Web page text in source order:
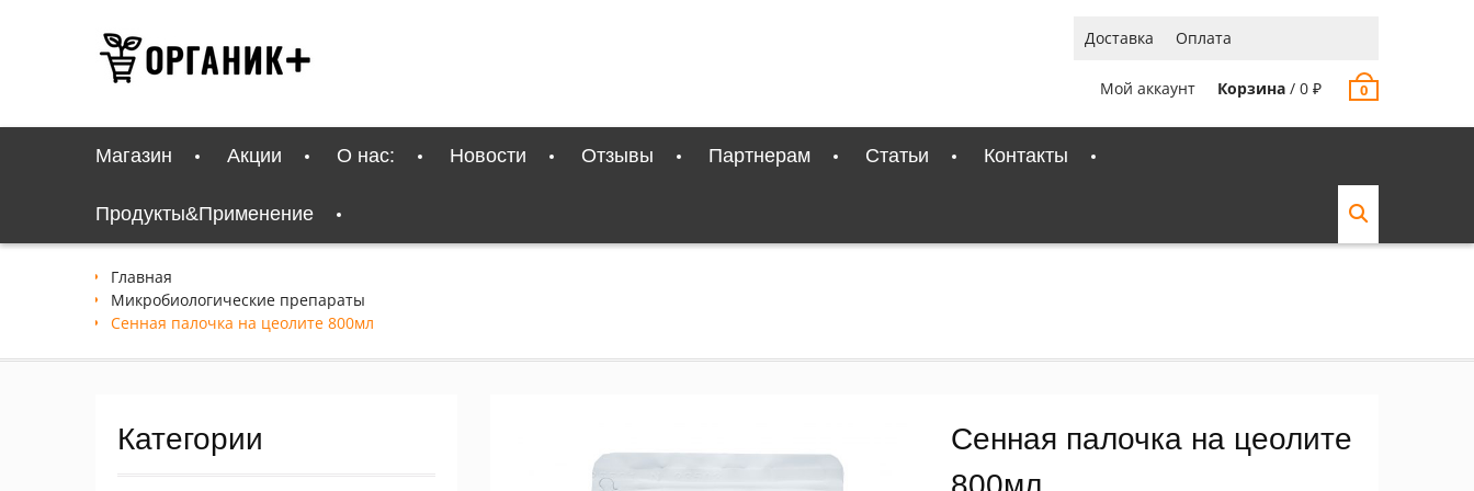
содержимому
Доставка Оплата
Мой аккаунт Корзина / 0 ₽ 0
Магазин Акции О нас: Новости Отзывы Партнерам Статьи Контакты
Продукты&Применение
Главная
Микробиологические препараты
Сенная палочка на цеолите 800мл
Сенная палочка на цеолите
Категории